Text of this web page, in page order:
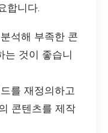
합니다.
석해 부족한 콘
는 것이 좋습니
를 재정의하고
콘텐츠를 제작